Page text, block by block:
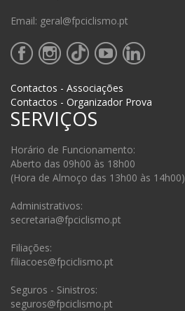
Email: geral@fpciclismo.pt
Contactos - Associações
Contactos - Organizador Prova
SERVIÇOS
Horário de Funcionamento:
Aberto das 09h00 às 18h00
(Hora de Almoço das 13h00 às 14h00)
Administrativos:
secretaria@fpciclismo.pt
Filiações:
filiacoes@fpciclismo.pt
Seguros - Sinistros:
seguros@fpciclismo.pt